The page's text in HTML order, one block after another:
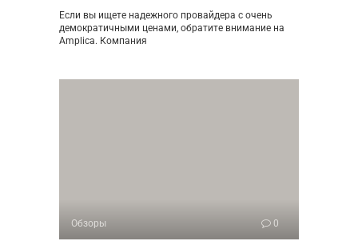
Если вы ищете надежного провайдера с очень
демократичными ценами, обратите внимание на
Amplica. Компания
Обзоры 0